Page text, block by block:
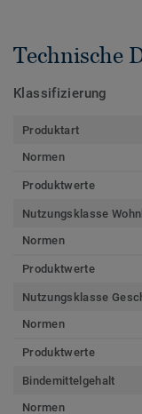
Technische
Klassifizierung
Produktart
Normen
Produktwerte
Nutzungsklasse
Normen
Produktwerte
Nutzungsklasse
Normen
Produktwerte
Bindemittelgehalt
Normen